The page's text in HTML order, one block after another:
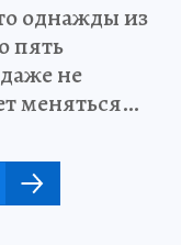
однажды из
пять
не
меняться…